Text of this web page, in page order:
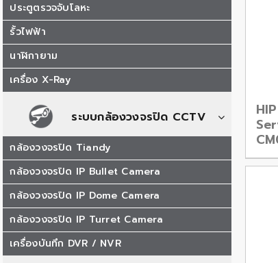
ประตูตรวจจับโลหะ
รั้วไฟฟ้า
นาฬิกายาม
เครื่อง X-Ray
ระบบกล้องวงจรปิด CCTV
กล้องวงจรปิด Tiandy
กล้องวงจรปิด IP Bullet Camera
กล้องวงจรปิด IP Dome Camera
กล้องวงจรปิด IP Turret Camera
เครื่องบันทึก DVR / NVR